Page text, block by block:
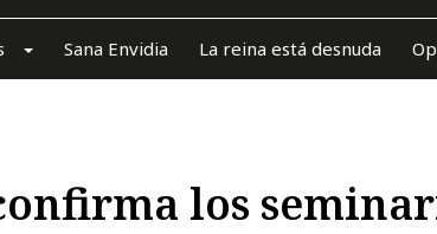
Sana Envidia La reina está desnuda
los